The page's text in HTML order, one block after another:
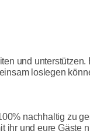
und unterstützen.
loslegen
nachhaltig zu
ihr und eure Gäste